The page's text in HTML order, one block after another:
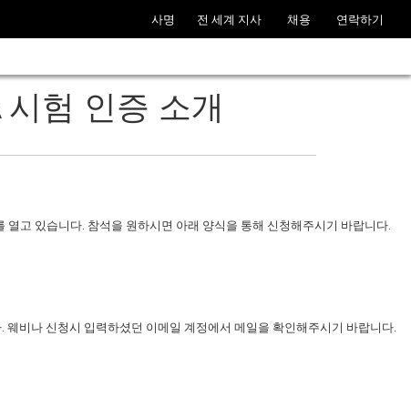
사명 전 세계 지사 채용 연락하기
험 인증 소개
고 있습니다. 참석을 원하시면 아래 양식을 통해 신청해주시기 바랍니다.
비나 신청시 입력하셨던 이메일 계정에서 메일을 확인해주시기 바랍니다.